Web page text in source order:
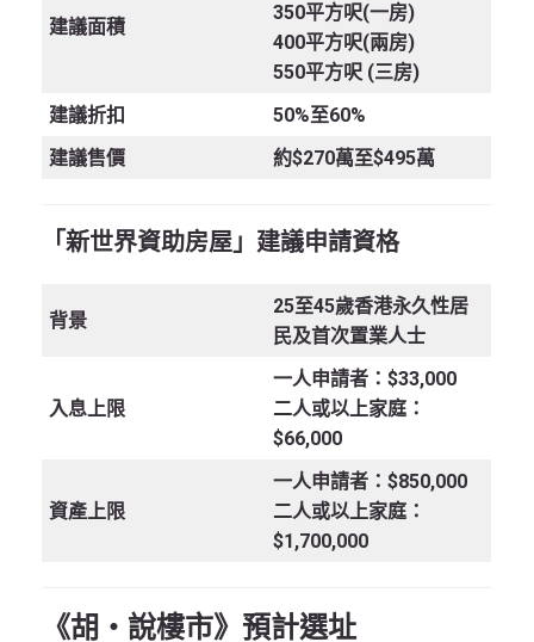
建議面積
350平方呎(一房)
400平方呎(兩房)
550平方呎 (三房)
建議折扣
50%至60%
建議售價
約$270萬至$495萬
「新世界資助房屋」建議申請資格
背景
25至45歲香港永久性居
民及首次置業人士
入息上限
一人申請者：$33,000
二人或以上家庭：
$66,000
資產上限
一人申請者：$850,000
二人或以上家庭：
$1,700,000
《胡‧說樓市》預計選址